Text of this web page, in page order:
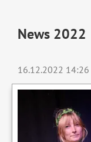
News 2022
16.12.2022 14:26